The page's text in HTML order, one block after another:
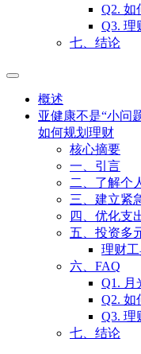
Q2. 如
Q3. 理
七、结论
概述
亚健康不是“小问
如何规划理财
核心摘要
一、引言
二、了解个
三、建立紧
四、优化支
五、投资多
理财
六、FAQ
Q1. 月
Q2. 如
Q3. 理
七、结论